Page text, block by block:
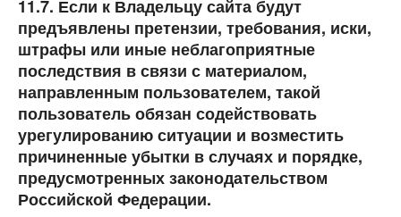
11.7. Если к Владельцу сайта будут
предъявлены претензии, требования, иски,
штрафы или иные неблагоприятные
последствия в связи с материалом,
направленным пользователем, такой
пользователь обязан содействовать
урегулированию ситуации и возместить
причиненные убытки в случаях и порядке,
предусмотренных законодательством
Российской Федерации.